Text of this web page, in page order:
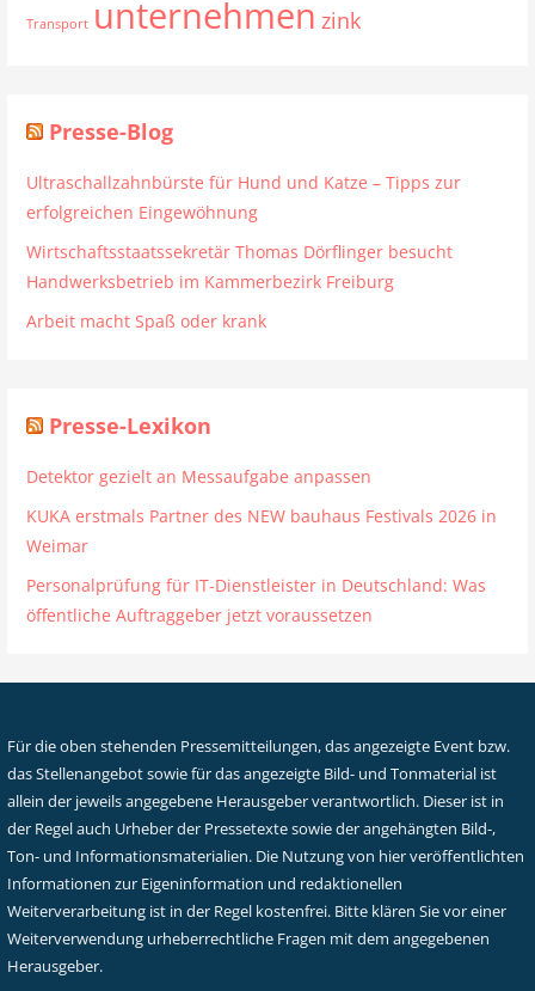
Transport unternehmen zink
Presse-Blog
Ultraschallzahnbürste für Hund und Katze – Tipps zur
erfolgreichen Eingewöhnung
Wirtschaftsstaatssekretär Thomas Dörflinger besucht
Handwerksbetrieb im Kammerbezirk Freiburg
Arbeit macht Spaß oder krank
Presse-Lexikon
Detektor gezielt an Messaufgabe anpassen
KUKA erstmals Partner des NEW bauhaus Festivals 2026 in
Weimar
Personalprüfung für IT-Dienstleister in Deutschland: Was
öffentliche Auftraggeber jetzt voraussetzen
Für die oben stehenden Pressemitteilungen, das angezeigte Event bzw.
das Stellenangebot sowie für das angezeigte Bild- und Tonmaterial ist
allein der jeweils angegebene Herausgeber verantwortlich. Dieser ist in
der Regel auch Urheber der Pressetexte sowie der angehängten Bild-,
Ton- und Informationsmaterialien. Die Nutzung von hier veröffentlichten
Informationen zur Eigeninformation und redaktionellen
Weiterverarbeitung ist in der Regel kostenfrei. Bitte klären Sie vor einer
Weiterverwendung urheberrechtliche Fragen mit dem angegebenen
Herausgeber.